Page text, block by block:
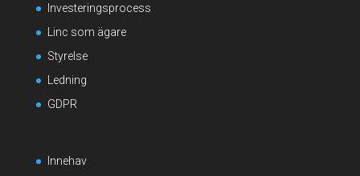
Investeringsprocess
Linc som ägare
Styrelse
Ledning
GDPR
Innehav